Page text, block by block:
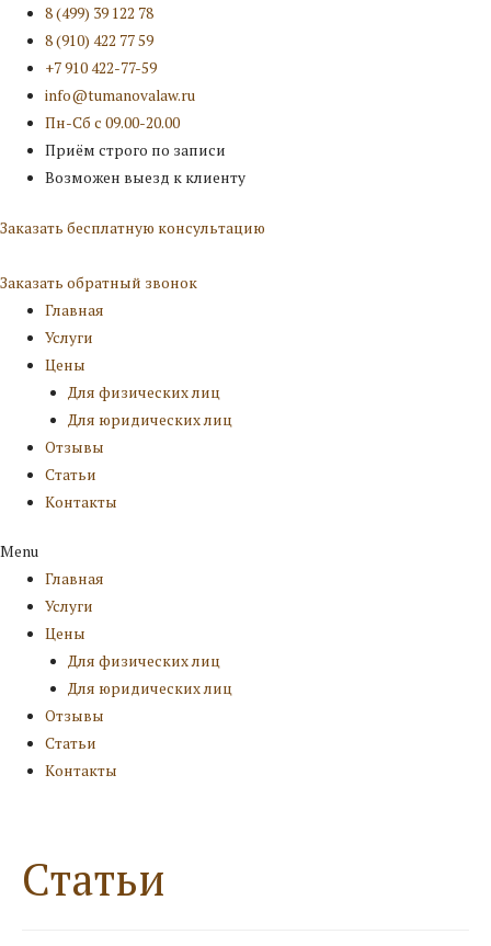
8 (499) 39 122 78
8 (910) 422 77 59
+7 910 422-77-59
info@tumanovalaw.ru
Пн-Сб с 09.00-20.00
Приём строго по записи
Возможен выезд к клиенту
Заказать бесплатную консультацию
Заказать обратный звонок
Главная
Услуги
Цены
Для физических лиц
Для юридических лиц
Отзывы
Статьи
Контакты
Menu
Главная
Услуги
Цены
Для физических лиц
Для юридических лиц
Отзывы
Статьи
Контакты
Статьи